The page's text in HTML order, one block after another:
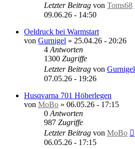
Letzter Beitrag von Toms68
09.06.26 - 14:50
Oeldruck bei Warmstart
von Gurnigel » 25.04.26 - 20:26
4 Antworten
1300 Zugriffe
Letzter Beitrag von Gurnigel
07.05.26 - 19:26
Husqvarna 701 Höherlegen
von MoBo » 06.05.26 - 17:15
0 Antworten
987 Zugriffe
Letzter Beitrag von MoBo
06.05.26 - 17:15